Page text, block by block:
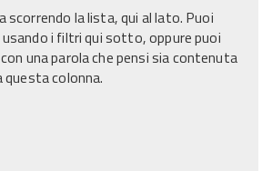
scorrendo la lista, qui al lato. Puoi
i filtri qui sotto, oppure puoi
una parola che pensi sia contenuta
questa colonna.